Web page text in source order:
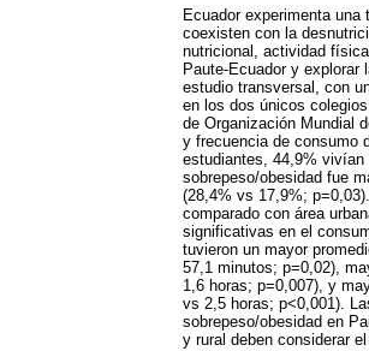
Ecuador experimenta
coexisten con la
nutricional, actividad
Paute-Ecuador y explorar
estudio transversal, con
en los dos únicos
de Organización Mundial
y frecuencia de consumo
estudiantes, 44,9% vivían
sobrepeso/obesidad fue
(28,4% vs 17,9%;
comparado con área
significativas en el
tuvieron un mayor
57,1 minutos; p=0,02),
1,6 horas; p=0,007), y
vs 2,5 horas; p<0,001).
sobrepeso/obesidad en
y rural deben considerar